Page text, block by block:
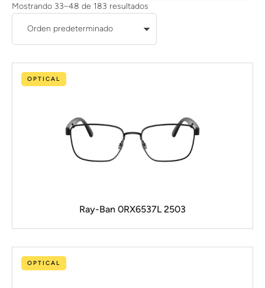
Mostrando 33–48 de 183 resultados
OPTICAL
Ray-Ban 0RX6537L 2503
OPTICAL